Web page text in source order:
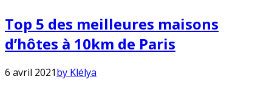
Top 5 des meilleures maisons
d’hôtes à 10km de Paris
6 avril 2021by Klélya